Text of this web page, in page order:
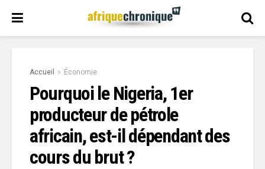
Accueil Économie
Pourquoi le Nigeria, 1er
producteur de pétrole
africain, est-il dépendant des
cours du brut ?